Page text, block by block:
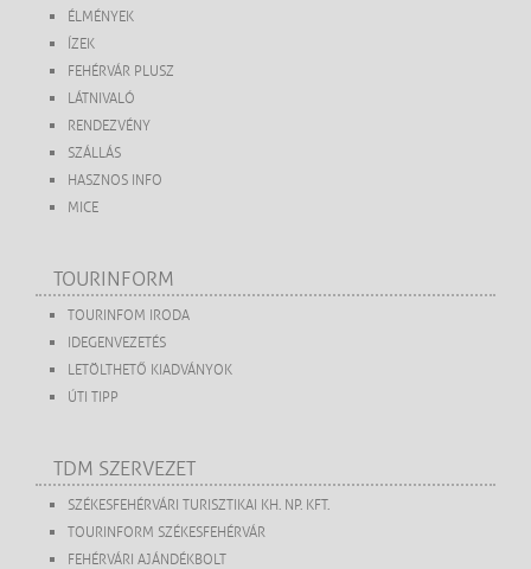
ÉLMÉNYEK
ÍZEK
FEHÉRVÁR PLUSZ
LÁTNIVALÓ
RENDEZVÉNY
SZÁLLÁS
HASZNOS INFO
MICE
TOURINFORM
TOURINFOM IRODA
IDEGENVEZETÉS
LETÖLTHETŐ KIADVÁNYOK
ÚTI TIPP
TDM SZERVEZET
SZÉKESFEHÉRVÁRI TURISZTIKAI KH. NP. KFT.
TOURINFORM SZÉKESFEHÉRVÁR
FEHÉRVÁRI AJÁNDÉKBOLT